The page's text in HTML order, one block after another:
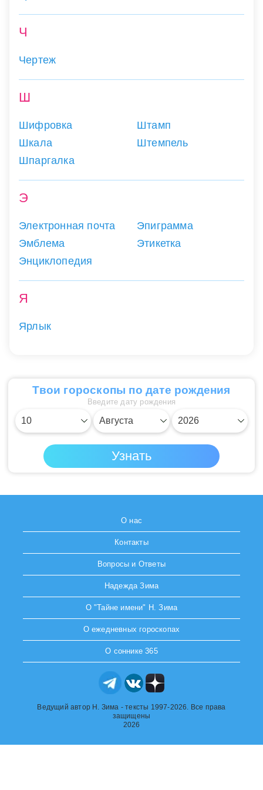
Ч
Чертеж
Ш
Шифровка
Шкала
Шпаргалка
Штамп
Штемпель
Э
Электронная почта
Эмблема
Энциклопедия
Эпиграмма
Этикетка
Я
Ярлык
Твои гороскопы по дате рождения
Введите дату рождения
О нас
Контакты
Вопросы и Ответы
Надежда Зима
О "Тайне имени" Н. Зима
О ежедневных гороскопах
О соннике 365
Ведущий автор Н. Зима - тексты 1997-2026. Все права
защищены
2026